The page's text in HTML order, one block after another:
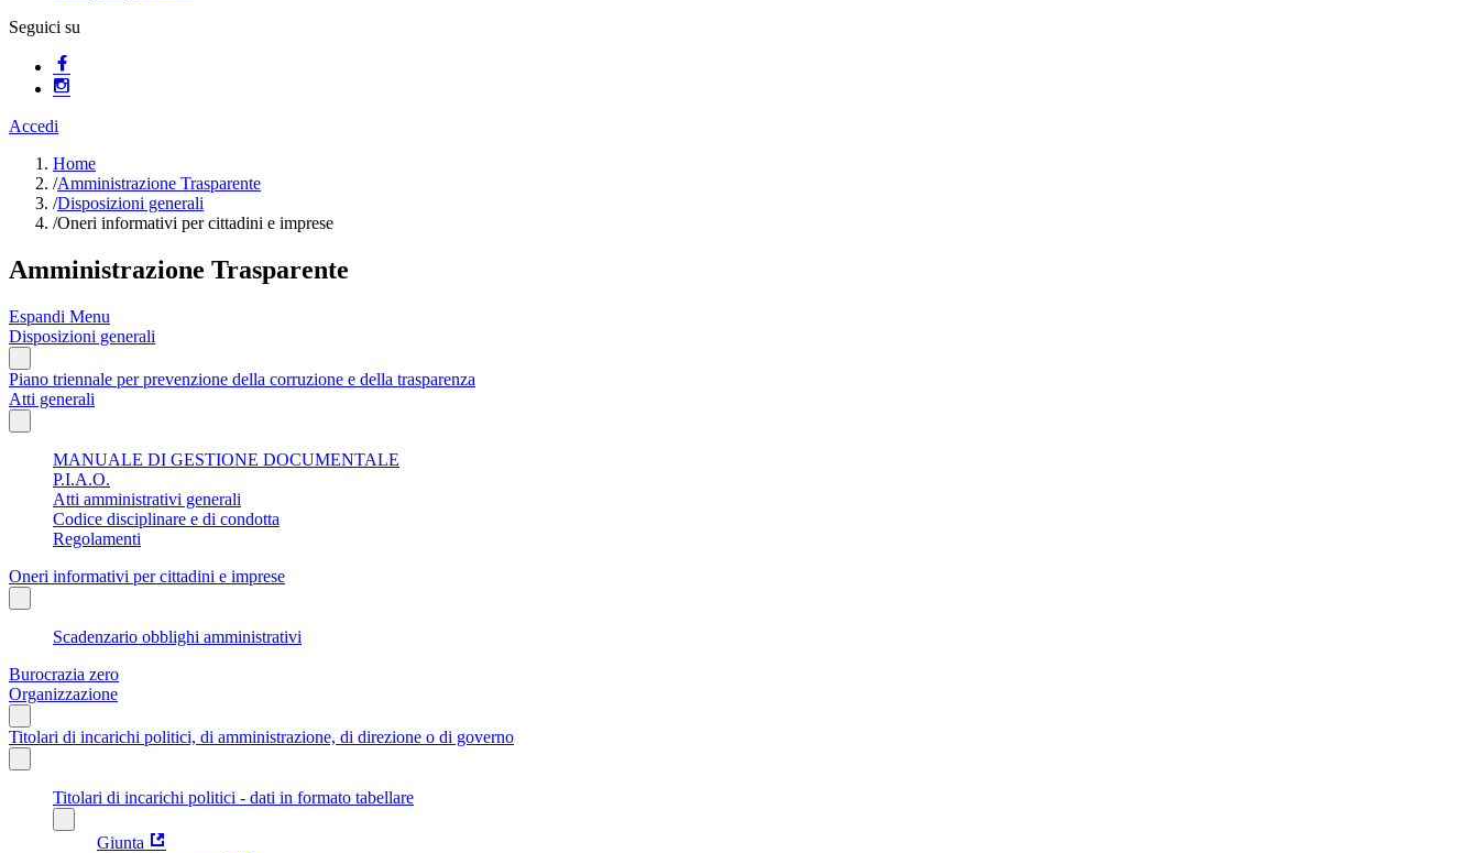
Seguici su
Accedi
Home
/Amministrazione Trasparente
/Disposizioni generali
/Oneri informativi per cittadini e imprese
Amministrazione Trasparente
Espandi Menu
Disposizioni generali
Piano triennale per prevenzione della corruzione e della trasparenza
Atti generali
MANUALE DI GESTIONE DOCUMENTALE
P.I.A.O.
Atti amministrativi generali
Codice disciplinare e di condotta
Regolamenti
Oneri informativi per cittadini e imprese
Scadenzario obblighi amministrativi
Burocrazia zero
Organizzazione
Titolari di incarichi politici, di amministrazione, di direzione o di governo
Titolari di incarichi politici - dati in formato tabellare
Giunta